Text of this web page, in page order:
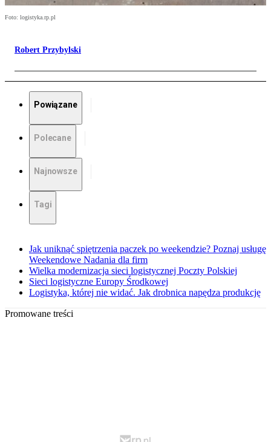
Foto: logistyka.rp.pl
Robert Przybylski
Powiązane
Polecane
Najnowsze
Tagi
Jak uniknąć spiętrzenia paczek po weekendzie? Poznaj usługę
Weekendowe Nadania dla firm
Wielka modernizacja sieci logistycznej Poczty Polskiej
Sieci logistyczne Europy Środkowej
Logistyka, której nie widać. Jak drobnica napędza produkcję
Promowane treści